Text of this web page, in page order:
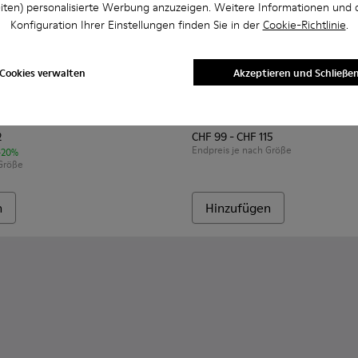
personalisierte Werbung anzuzeigen. Weitere Informationen und
Konfiguration Ihrer Einstellungen finden Sie in der Cookie-Richtlinie.
Cookies verwalten Akzeptieren und Schließen
für Kinder.
für Kinder.
- K900261-013 - Grüne und weiße Leder-Sneaker für
Camper x Moomin - K900261-010 - Mehrfarbige Leder-
Camper x Moomin - K900261-009
Camper x Moomin - K900261-008
Twins - 90019-123 -
Twins - 90019-131
Twins -Twins -
CHF 99 - CHF 115
Endpreis je nach Größe
Hinzufügen